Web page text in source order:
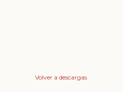
Volver a descargas